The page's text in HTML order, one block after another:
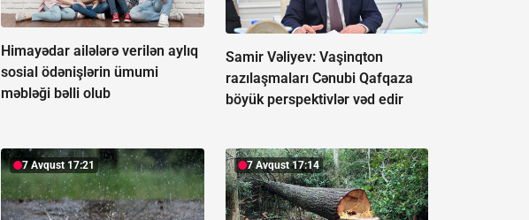
Himayədar ailələrə verilən aylıq
sosial ödənişlərin ümumi
məbləği bəlli olub
Samir Vəliyev: Vaşinqton
razılaşmaları Cənubi Qafqaza
böyük perspektivlər vəd edir
7 Avqust 17:21 7 Avqust 17:14